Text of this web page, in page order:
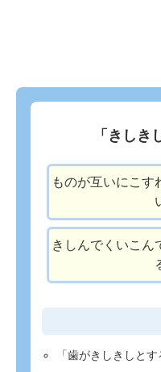
「きしき
ものが互いにこす
きしんでくいこん
「歯がきしきしとす